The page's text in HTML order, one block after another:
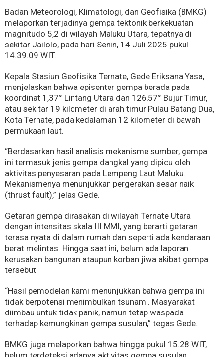
Badan Meteorologi, Klimatologi, dan Geofisika (BMKG)
melaporkan terjadinya gempa tektonik berkekuatan
magnitudo 5,2 di wilayah Maluku Utara, tepatnya di
sekitar Jailolo, pada hari Senin, 14 Juli 2025 pukul
14.39.09 WIT.
Kepala Stasiun Geofisika Ternate, Gede Eriksana Yasa,
menjelaskan bahwa episenter gempa berada pada
koordinat 1,37° Lintang Utara dan 126,57° Bujur Timur,
atau sekitar 19 kilometer di arah timur Pulau Batang Dua,
Kota Ternate, pada kedalaman 12 kilometer di bawah
permukaan laut.
“Berdasarkan hasil analisis mekanisme sumber, gempa
ini termasuk jenis gempa dangkal yang dipicu oleh
aktivitas penyesaran pada Lempeng Laut Maluku.
Mekanismenya menunjukkan pergerakan sesar naik
(thrust fault),” jelas Gede.
Getaran gempa dirasakan di wilayah Ternate Utara
dengan intensitas skala III MMI, yang berarti getaran
terasa nyata di dalam rumah dan seperti ada kendaraan
berat melintas. Hingga saat ini, belum ada laporan
kerusakan bangunan ataupun korban jiwa akibat gempa
tersebut.
“Hasil pemodelan kami menunjukkan bahwa gempa ini
tidak berpotensi menimbulkan tsunami. Masyarakat
diimbau untuk tidak panik, namun tetap waspada
terhadap kemungkinan gempa susulan,” tegas Gede.
BMKG juga melaporkan bahwa hingga pukul 15.28 WIT,
belum terdeteksi adanya aktivitas gempa susulan